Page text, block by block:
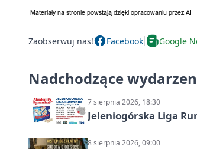
Zaobserwuj nas! Facebook Google
Nadchodzące
7 sierpnia 2026, 18:30
Jeleniogórska Liga
8 sierpnia 2026, 09:00